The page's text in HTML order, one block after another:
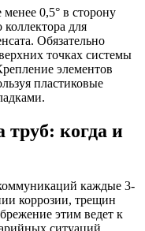
0,5° в сторону
для
Обязательно
точках системы
элементов
пластиковые
труб: когда и
каждые 3-
коррозии, трещин
этим ведет к
ситуаций.